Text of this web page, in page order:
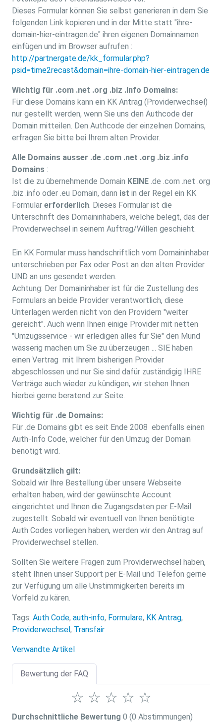
Dieses Formular können Sie selbst generieren in dem Sie
folgenden Link kopieren und in der Mitte statt "ihre-
domain-hier-eintragen.de" ihren eigenen Domainnamen
einfügen und im Browser aufrufen :
http://partnergate.de/kk_formular.php?
psid=time2recast&domain=ihre-domain-hier-eintragen.de
Wichtig für .com .net .org .biz .Info Domains:
Für diese Domains kann ein KK Antrag (Providerwechsel)
nur gestellt werden, wenn Sie uns den Authcode der
Domain mitteilen. Den Authcode der einzelnen Domains,
erfragen Sie bitte bei Ihrem alten Provider.
Alle Domains ausser .de .com .net .org .biz .info
Domains :
Ist die zu übernehmende Domain KEINE .de .com .net .org
.biz .info oder .eu Domain, dann ist in der Regel ein KK
Formular erforderlich. Dieses Formular ist die
Unterschrift des Domaininhabers, welche belegt, das der
Providerwechsel in seinem Auftrag/Willen geschieht.
Ein KK Formular muss handschriftlich vom Domaininhaber
unterschrieben per Fax oder Post an den alten Provider
UND an uns gesendet werden.
Achtung: Der Domaininhaber ist für die Zustellung des
Formulars an beide Provider verantwortlich, diese
Unterlagen werden nicht von den Providern "weiter
gereicht". Auch wenn Ihnen einige Provider mit netten
"Umzugsservice - wir erledigen alles für Sie" den Mund
wässerig machen um Sie zu überzeugen ... SIE haben
einen Vertrag mit Ihrem bisherigen Provider
abgeschlossen und nur Sie sind dafür zuständigig IHRE
Verträge auch wieder zu kündigen, wir stehen Ihnen
hierbei gerne beratend zur Seite.
Wichtig für .de Domains:
Für .de Domains gibt es seit Ende 2008 ebenfalls einen
Auth-Info Code, welcher für den Umzug der Domain
benötigt wird.
Grundsätzlich gilt:
Sobald wir Ihre Bestellung über unsere Webseite
erhalten haben, wird der gewünschte Account
eingerichtet und Ihnen die Zugangsdaten per E-Mail
zugestellt. Sobald wir eventuell von Ihnen benötigte
Auth Codes vorliegen haben, werden wir den Antrag auf
Providerwechsel stellen.
Sollten Sie weitere Fragen zum Providerwechsel haben,
steht Ihnen unser Support per E-Mail und Telefon gerne
zur Verfügung um alle Unstimmigkeiten bereits im
Vorfeld zu kären.
Tags: Auth Code, auth-info, Formulare, KK Antrag,
Providerwechsel, Transfair
Verwandte Artikel
Bewertung der FAQ
☆
☆
☆
☆
☆
Durchschnittliche Bewertung 0 (0 Abstimmungen)